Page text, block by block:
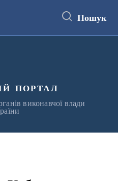
Пошук
портал
виконавчої влади